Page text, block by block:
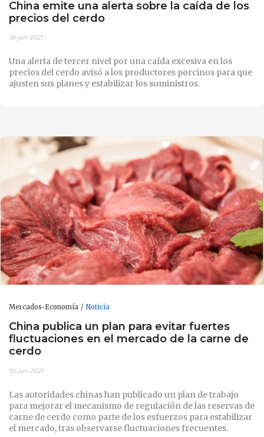
China emite una alerta sobre la caída de los
precios del cerdo
18-jun-2021
Una alerta de tercer nivel por una caída excesiva en los
precios del cerdo avisó a los productores porcinos para que
ajusten sus planes y estabilizar los suministros.
Mercados-Economía Noticia
China publica un plan para evitar fuertes
fluctuaciones en el mercado de la carne de
cerdo
10-jun-2021
Las autoridades chinas han publicado un plan de trabajo
para mejorar el mecanismo de regulación de las reservas de
carne de cerdo como parte de los esfuerzos para estabilizar
el mercado, tras observarse fluctuaciones frecuentes.